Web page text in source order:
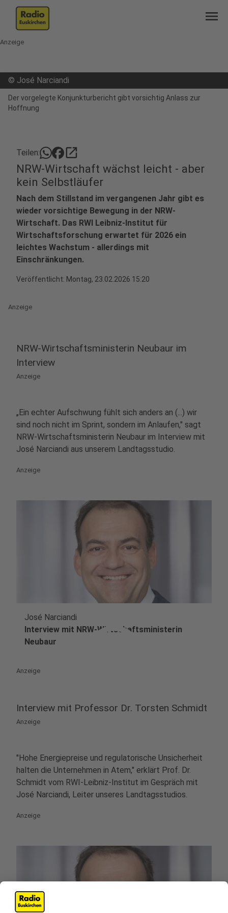
menu
Anzeige
© José Narciandi
Der vorgelegte Konjunkturbericht gibt vorsichtig Anlass zur
Hoffnung
Teilen: open_in_new
NRW-Wirtschaft wächst leicht - aber
kein Selbstläufer
Nach dem Stillstand im vergangenen Jahr gibt es
wieder vorsichtige Bewegung in der NRW-
Wirtschaft. Das RWI Leibniz-Institut für
Wirtschaftsforschung erwartet für 2026 ein
leichtes Wachstum - allerdings mit
Einschränkungen.
Veröffentlicht: Montag, 23.02.2026 15:20
Anzeige
NRW-Wirtschaftsministerin Neubaur im
Interview
Anzeige
„Ein echter Aufschwung fühlt sich anders an (...) wir
sind noch nicht im Sprint, sondern im Anlaufen," sagt
NRW-Wirtschaftsministerin Neubaur im Interview mit
José Narciandi aus unserem Landtagsstudio.
Anzeige
play_circle
José Narciandi
Interview mit NRW-Wirtschaftsministerin
Neubaur
Anzeige
Interview mit Professor Dr. Torsten Schmidt
Anzeige
"Hohe Energiepreise und regulatorische Unsicherheit
halten die Unternehmen in Atem," erklärt Prof. Dr.
Schmidt vom RWI-Leibniz-Institut im Gespräch mit
José Narciandi, Leiter unseres Landtagsstudios.
Anzeige